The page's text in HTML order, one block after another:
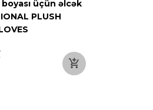
üçün əlcək
PLUSH